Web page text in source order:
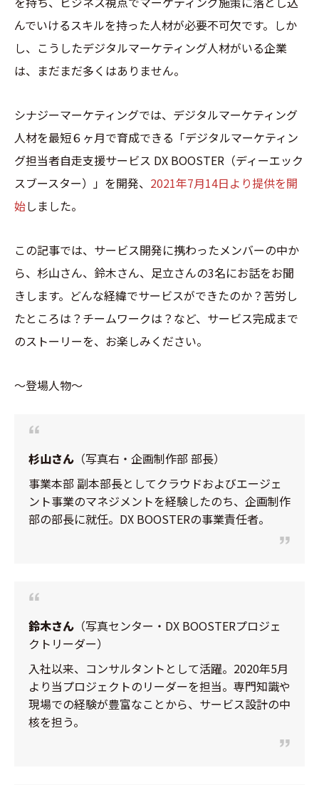
んでいけるスキルを持った人材が必要不可欠です。しか
し、こうしたデジタルマーケティング人材がいる企業
は、まだまだ多くはありません。
シナジーマーケティングでは、デジタルマーケティング
人材を最短６ヶ月で育成できる「デジタルマーケティン
グ担当者自走支援サービス DX BOOSTER（ディーエック
スブースター）」を開発、 2021年7月14日より提供を開
始しました。
この記事では、サービス開発に携わったメンバーの中か
ら、杉山さん、鈴木さん、足立さんの3名にお話をお聞
きします。どんな経緯でサービスができたのか？苦労し
たところは？チームワークは？など、サービス完成まで
のストーリーを、お楽しみください。
〜登場人物〜
杉山さん （写真右・企画制作部 部長）
事業本部 副本部長としてクラウドおよびエージェ
ント事業のマネジメントを経験したのち、企画制作
部の部長に就任。DX BOOSTERの事業責任者。
鈴木さん （写真センター・DX BOOSTERプロジェ
クトリーダー）
入社以来、コンサルタントとして活躍。2020年5月
より当プロジェクトのリーダーを担当。専門知識や
現場での経験が豊富なことから、サービス設計の中
核を担う。